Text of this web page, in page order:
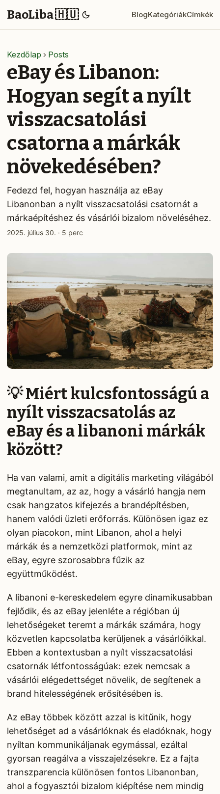
BaoLiba 🇭🇺 BlogKategóriákCímkék
Kezdőlap Posts
eBay és Libanon:
Hogyan segít a nyílt
visszacsatolási
csatorna a márkák
növekedésében?
Fedezd fel, hogyan használja az eBay
Libanonban a nyílt visszacsatolási csatornát a
márkaépítéshez és vásárlói bizalom növeléséhez.
2025. július 30. · 5 perc
💡 Miért kulcsfontosságú a
nyílt visszacsatolás az
eBay és a libanoni márkák
között?
Ha van valami, amit a digitális marketing világából
megtanultam, az az, hogy a vásárló hangja nem
csak hangzatos kifejezés a brandépítésben,
hanem valódi üzleti erőforrás. Különösen igaz ez
olyan piacokon, mint Libanon, ahol a helyi
márkák és a nemzetközi platformok, mint az
eBay, egyre szorosabbra fűzik az
együttműködést.
A libanoni e-kereskedelem egyre dinamikusabban
fejlődik, és az eBay jelenléte a régióban új
lehetőségeket teremt a márkák számára, hogy
közvetlen kapcsolatba kerüljenek a vásárlóikkal.
Ebben a kontextusban a nyílt visszacsatolási
csatornák létfontosságúak: ezek nemcsak a
vásárlói elégedettséget növelik, de segítenek a
brand hitelességének erősítésében is.
Az eBay többek között azzal is kitűnik, hogy
lehetőséget ad a vásárlóknak és eladóknak, hogy
nyíltan kommunikáljanak egymással, ezáltal
gyorsan reagálva a visszajelzésekre. Ez a fajta
transzparencia különösen fontos Libanonban,
ahol a fogyasztói bizalom kiépítése nem mindig